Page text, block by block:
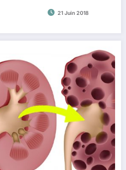
21 Juin 2018